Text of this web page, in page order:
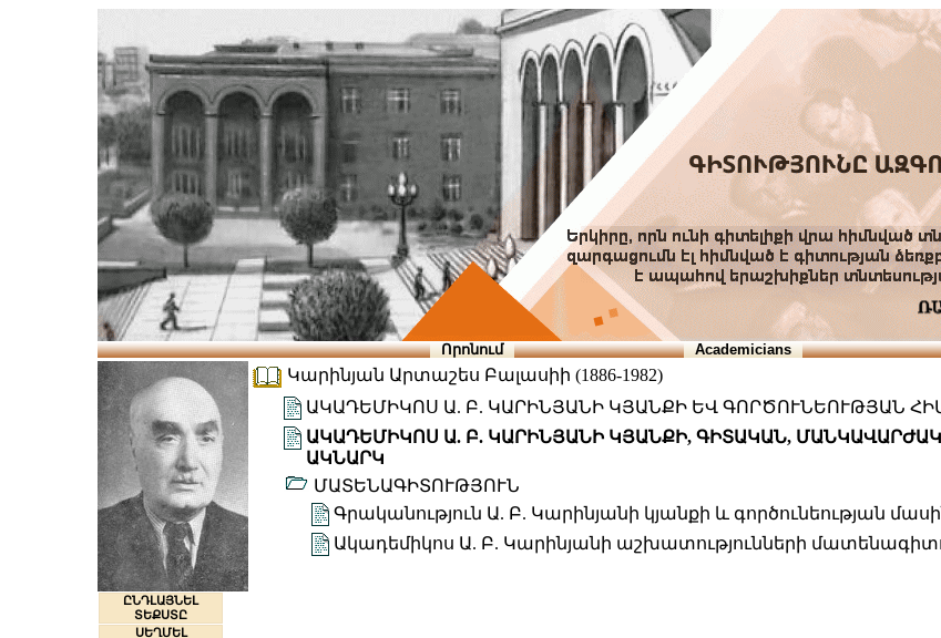
Որոնում Academicians
ԸՆԴԼԱՅՆԵԼ
ՏԵՔՍՏԸ
ՍԵՂՄԵԼ
Կարինյան Արտաշես Բալասիի (1886-1982)
ԱԿԱԴԵՄԻԿՈՍ Ա. Բ. ԿԱՐԻՆՅԱՆԻ ԿՅԱՆՔԻ ԵՎ ԳՈՐԾՈՒՆԵՈՒԹՅԱՆ
ԱԿԱԴԵՄԻԿՈՍ Ա. Բ. ԿԱՐԻՆՅԱՆԻ ԿՅԱՆՔԻ, ԳԻՏԱԿԱՆ,
ԱԿՆԱՐԿ
ՄԱՏԵՆԱԳԻՏՈՒԹՅՈՒՆ
Գրականություն Ա. Բ. Կարինյանի կյանքի և գործունեության
Ակադեմիկոս Ա. Բ. Կարինյանի աշխատությունների